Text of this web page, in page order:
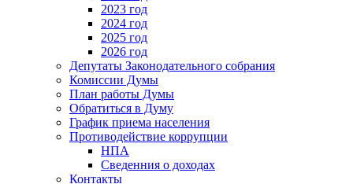
2023 год
2024 год
2025 год
2026 год
Депутаты Законодательного собрания
Комиссии Думы
План работы Думы
Обратиться в Думу
График приема населения
Противодействие коррупции
НПА
Сведенния о доходах
Контакты